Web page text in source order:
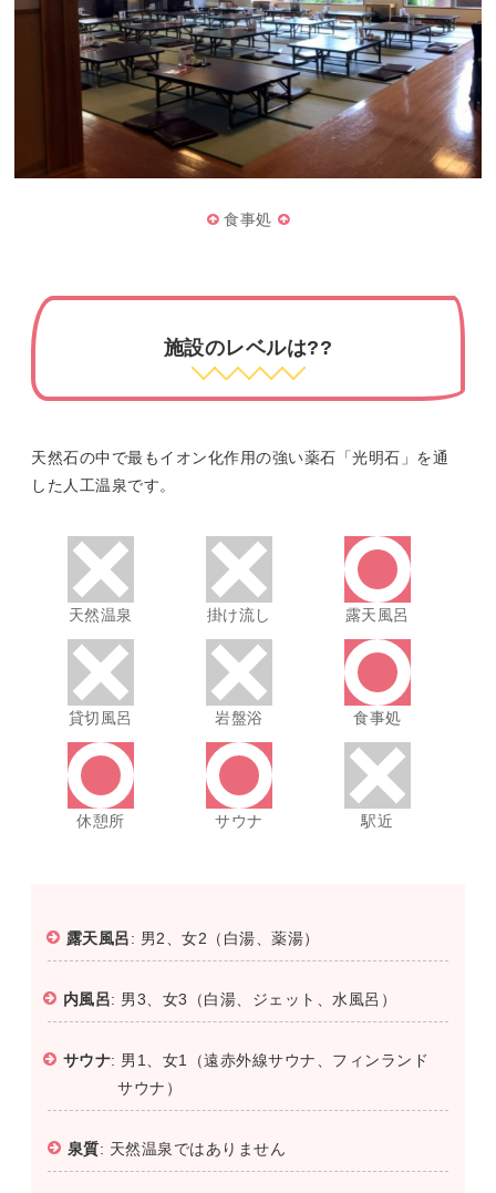
食事処
施設のレベルは??
天然石の中で最もイオン化作用の強い薬石「光明石」を通
した人工温泉です。
天然温泉 掛け流し 露天風呂
貸切風呂 岩盤浴 食事処
休憩所 サウナ 駅近
露天風呂: 男2、女2（白湯、薬湯）
内風呂: 男3、女3（白湯、ジェット、水風呂）
サウナ: 男1、女1（遠赤外線サウナ、フィンランド
サウナ）
泉質: 天然温泉ではありません